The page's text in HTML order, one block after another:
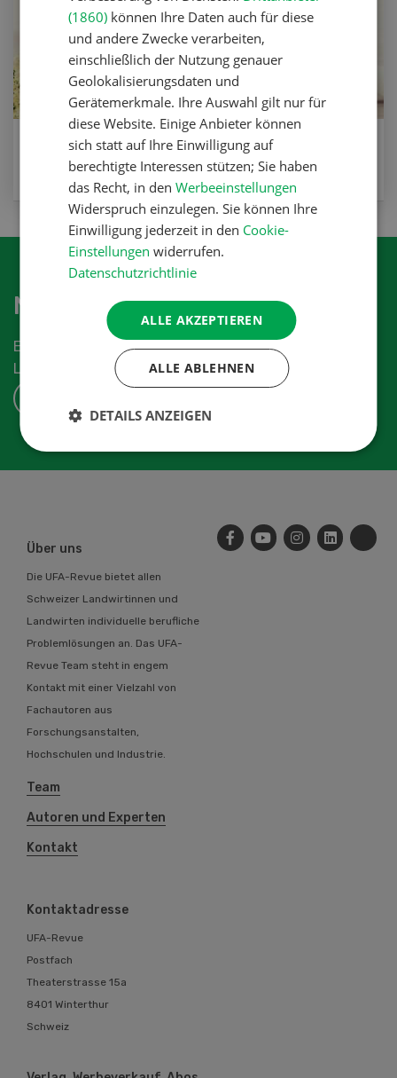
Holunderblütensirup
Newsletter abonnieren
Erhalten Sie die aktuellen News aus der
Landwirtschaftsbranche.
Über uns
Die UFA-Revue bietet allen
Schweizer Landwirtinnen und
Landwirten individuelle berufliche
Problemlösungen an. Das UFA-
Revue Team steht in engem
Kontakt mit einer Vielzahl von
Fachautoren aus
Forschungsanstalten,
Hochschulen und Industrie.
Team
Autoren und Experten
Kontakt
Kontaktadresse
UFA-Revue
Postfach
Theaterstrasse 15a
8401 Winterthur
Schweiz
(1860) können Ihre Daten auch für diese
und andere Zwecke verarbeiten,
einschließlich der Nutzung genauer
Geolokalisierungsdaten und
Gerätemerkmale. Ihre Auswahl gilt nur für
diese Website. Einige Anbieter können
sich statt auf Ihre Einwilligung auf
berechtigte Interessen stützen; Sie haben
das Recht, in denWerbeeinstellungen
Widerspruch einzulegen. Sie können Ihre
Einwilligung jederzeit in den Cookie-
Einstellungen widerrufen.
Datenschutzrichtlinie
ALLE AKZEPTIEREN
ALLE ABLEHNEN
DETAILS ANZEIGEN